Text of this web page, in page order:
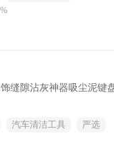
缝隙沾灰神器吸尘泥键
汽车清洁工具
严选